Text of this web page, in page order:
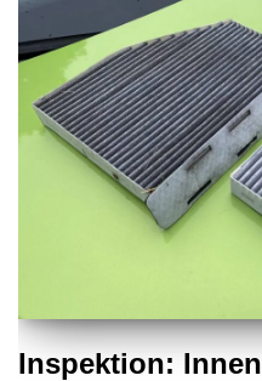
Inspektion: